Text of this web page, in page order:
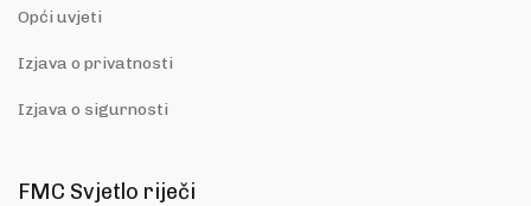
Opći uvjeti
Izjava o privatnosti
Izjava o sigurnosti
FMC Svjetlo riječi